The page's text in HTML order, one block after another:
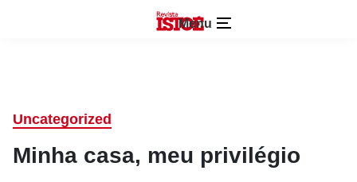
Menu
Uncategorized
Minha casa, meu privilégio